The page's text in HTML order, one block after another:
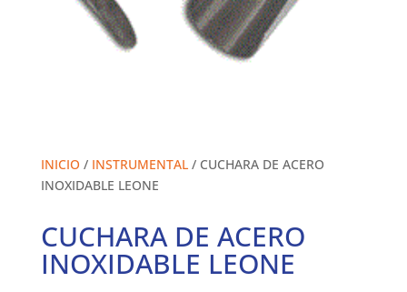
INICIO / INSTRUMENTAL/ CUCHARA DE ACERO
INOXIDABLE LEONE
CUCHARA DE ACERO
INOXIDABLE LEONE